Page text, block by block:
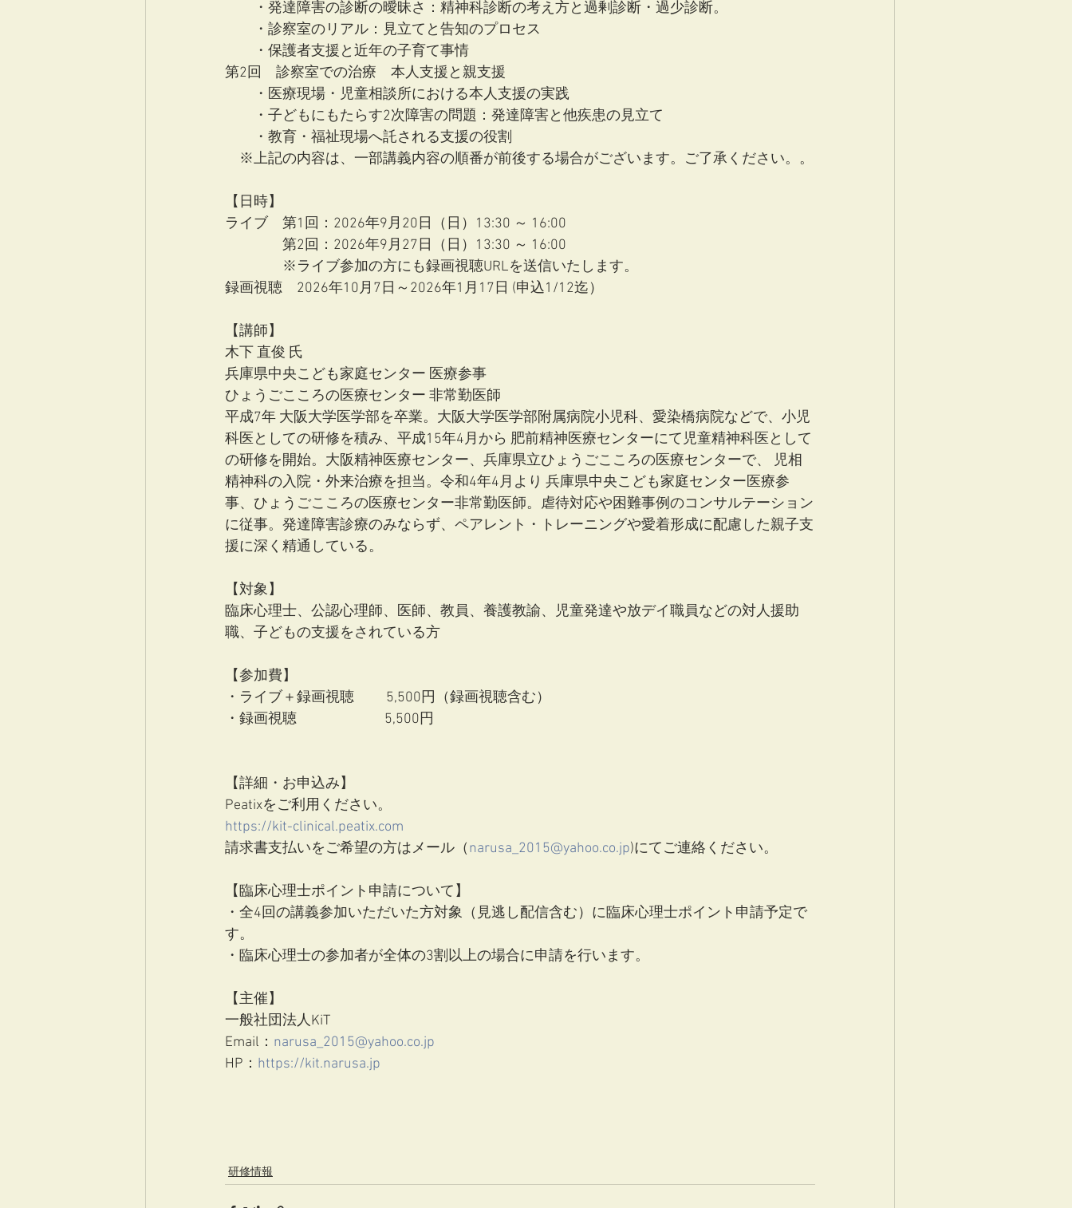
・発達障害の診断の曖昧さ：精神科診断の考え方と過剰診断・過少診断。
・診察室のリアル：見立てと告知のプロセス
・保護者支援と近年の子育て事情
第2回　診察室での治療　本人支援と親支援
・医療現場・児童相談所における本人支援の実践
・子どもにもたらす2次障害の問題：発達障害と他疾患の見立て
・教育・福祉現場へ託される支援の役割
※上記の内容は、一部講義内容の順番が前後する場合がございます。ご了承ください。。
【日時】
ライブ　第1回：2026年9月20日（日）13:30 ～ 16:00
第2回：2026年9月27日（日）13:30 ～ 16:00
※ライブ参加の方にも録画視聴URLを送信いたします。
録画視聴　2026年10月7日～2026年1月17日 (申込1/12迄）
【講師】
木下 直俊 氏
兵庫県中央こども家庭センター 医療参事
ひょうごこころの医療センター 非常勤医師
平成7年 大阪大学医学部を卒業。大阪大学医学部附属病院小児科、愛染橋病院などで、小児
科医としての研修を積み、平成15年4月から 肥前精神医療センターにて児童精神科医として
の研修を開始。大阪精神医療センター、兵庫県立ひょうごこころの医療センターで、 児相
精神科の入院・外来治療を担当。令和4年4月より 兵庫県中央こども家庭センター医療参
事、ひょうごこころの医療センター非常勤医師。虐待対応や困難事例のコンサルテーション
に従事。発達障害診療のみならず、ペアレント・トレーニングや愛着形成に配慮した親子支
援に深く精通している。
【対象】
臨床心理士、公認心理師、医師、教員、養護教諭、児童発達や放デイ職員などの対人援助
職、子どもの支援をされている方
【参加費】
・ライブ＋録画視聴　　 5,500円（録画視聴含む）
・録画視聴    　　　　　 5,500円
【詳細・お申込み】
Peatixをご利用ください。
https://kit-clinical.peatix.com
請求書支払いをご希望の方はメール（narusa_2015@yahoo.co.jp)にてご連絡ください。
【臨床心理士ポイント申請について】
・全4回の講義参加いただいた方対象（見逃し配信含む）に臨床心理士ポイント申請予定で
す。
・臨床心理士の参加者が全体の3割以上の場合に申請を行います。
【主催】
一般社団法人KiT
Email： narusa_2015@yahoo.co.jp
HP： https://kit.narusa.jp
研修情報